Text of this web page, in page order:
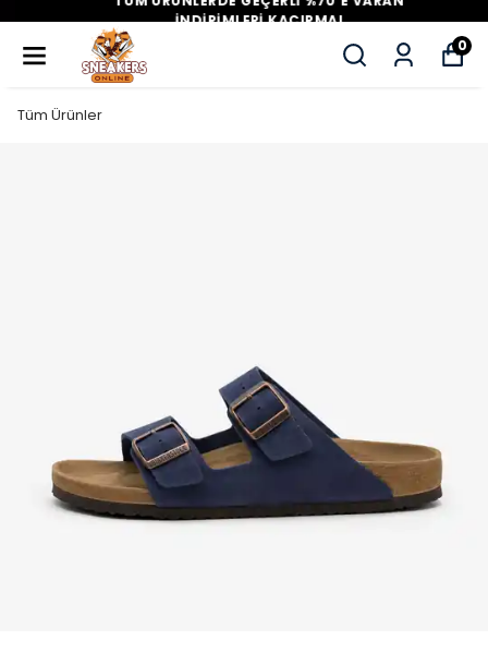
İNDİRİMLERİ KAÇIRMA!
0
Tüm Ürünler